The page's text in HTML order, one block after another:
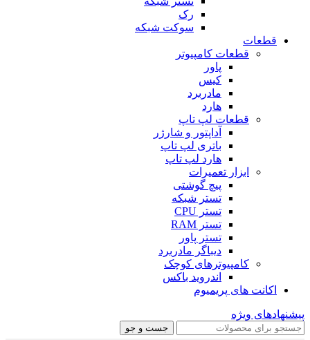
رک
سوکت شبکه
قطعات
قطعات کامپیوتر
پاور
کیس
مادربرد
هارد
قطعات لپ تاپ
آداپتور و شارژر
باتری لپ تاپ
هارد لپ تاپ
ابزار تعمیرات
پیچ گوشتی
تستر شبکه
تستر CPU
تستر RAM
تستر پاور
دیباگر مادربرد
کامپیوترهای کوچک
اندروید باکس
اکانت های پریمیوم
پیشنهادهای ویژه
جست و جو